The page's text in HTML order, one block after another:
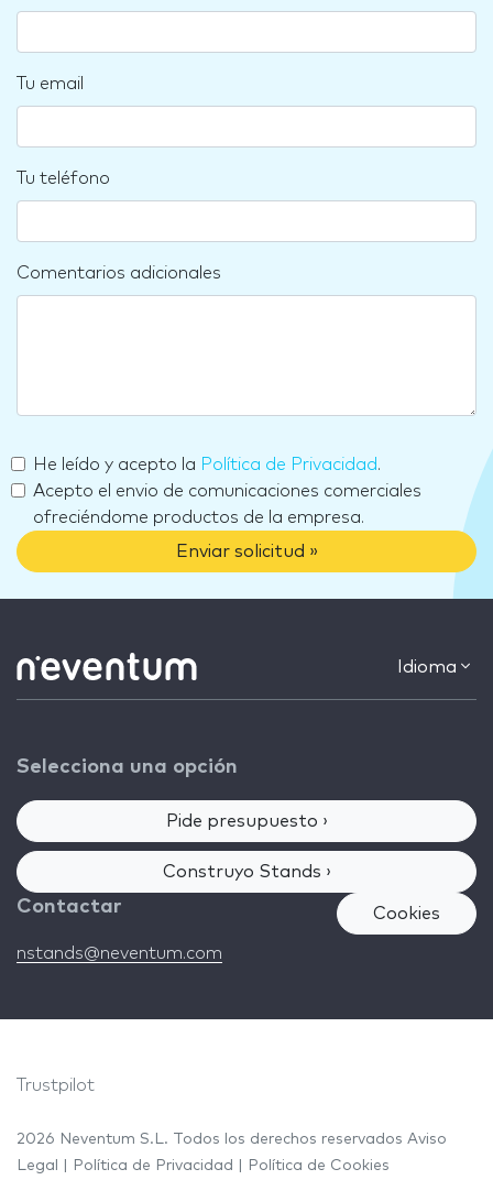
Tu email
Tu teléfono
Comentarios adicionales
He leído y acepto la Política de Privacidad.
Acepto el envio de comunicaciones comerciales
ofreciéndome productos de la empresa.
Enviar solicitud »
Idioma
Selecciona una opción
Pide presupuesto ›
Construyo Stands ›
Contactar
nstands@neventum.com
Cookies
Trustpilot
2026 Neventum S.L. Todos los derechos reservados Aviso
Legal
Política de Privacidad Política de Cookies